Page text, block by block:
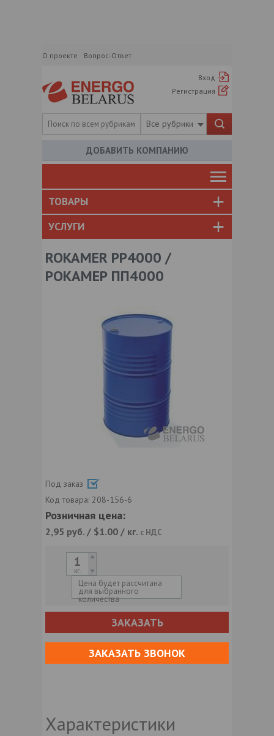
О проекте Вопрос-Ответ
Вход
Регистрация
Все рубрики
ДОБАВИТЬ КОМПАНИЮ
ТОВАРЫ
УСЛУГИ
ROKAMER PP4000 /
РОКАМЕР ПП4000
Под заказ
Код товара: 208-156-6
Розничная цена:
2,95 руб. / $1.00 / кг. с НДС
кг.
Цена будет рассчитана
для выбранного
количества
ЗАКАЗАТЬ
ЗАКАЗАТЬ ЗВОНОК
Характеристики